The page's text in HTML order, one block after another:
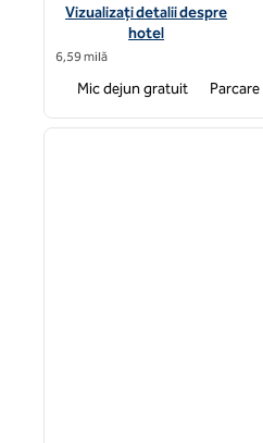
Vizualizați detaliile hotelului
Vizualizați detalii despre
hotel
6,59 milă
Mic dejun gratuit
1 din 12